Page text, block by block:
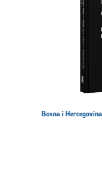
Bosna i